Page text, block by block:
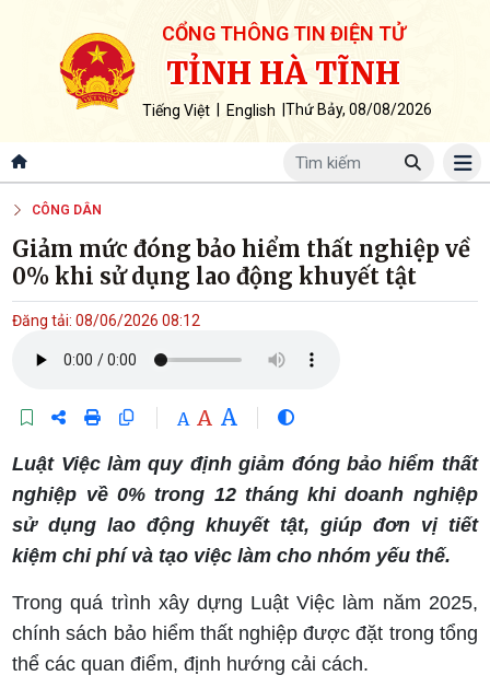
CỔNG THÔNG TIN ĐIỆN TỬ
TỈNH HÀ TĨNH
Tiếng Việt English Thứ Bảy, 08/08/2026
CÔNG DÂN
Giảm mức đóng bảo hiểm thất nghiệp về
0% khi sử dụng lao động khuyết tật
Đăng tải: 08/06/2026 08:12
A A A
Luật Việc làm quy định giảm đóng bảo hiểm thất
nghiệp về 0% trong 12 tháng khi doanh nghiệp
sử dụng lao động khuyết tật, giúp đơn vị tiết
kiệm chi phí và tạo việc làm cho nhóm yếu thế.
Trong quá trình xây dựng Luật Việc làm năm 2025,
chính sách bảo hiểm thất nghiệp được đặt trong tổng
thể các quan điểm, định hướng cải cách.